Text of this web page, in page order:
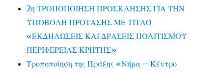
2η ΤΡΟΠΟΠΟΙΗΣΗ ΠΡΟΣΚΛΗΣΗΣ ΓΙΑ ΤΗΝ
ΥΠΟΒΟΛΗ ΠΡΟΤΑΣΗΣ ΜΕ ΤΙΤΛΟ
«ΕΚΔΗΛΩΣΕΙΣ ΚΑΙ ΔΡΑΣΕΙΣ ΠΟΛΙΤΙΣΜΟΥ
ΠΕΡΙΦΕΡΕΙΑΣ ΚΡΗΤΗΣ»
Τροποποίηση της Πράξης «Νήμα – Κέντρο